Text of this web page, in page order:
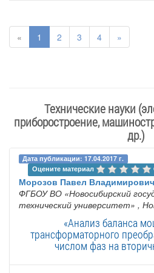
« 1 2 3 4 »
Технические науки
приборостроение,
др.)
Дата публикации: 17.04.2017 г.
Оцените материал
Морозов Павел Владимирович
ФГБОУ ВО «Новосибирский
технический университет» ,
«Анализ баланса
трансформаторного
числом фаз на